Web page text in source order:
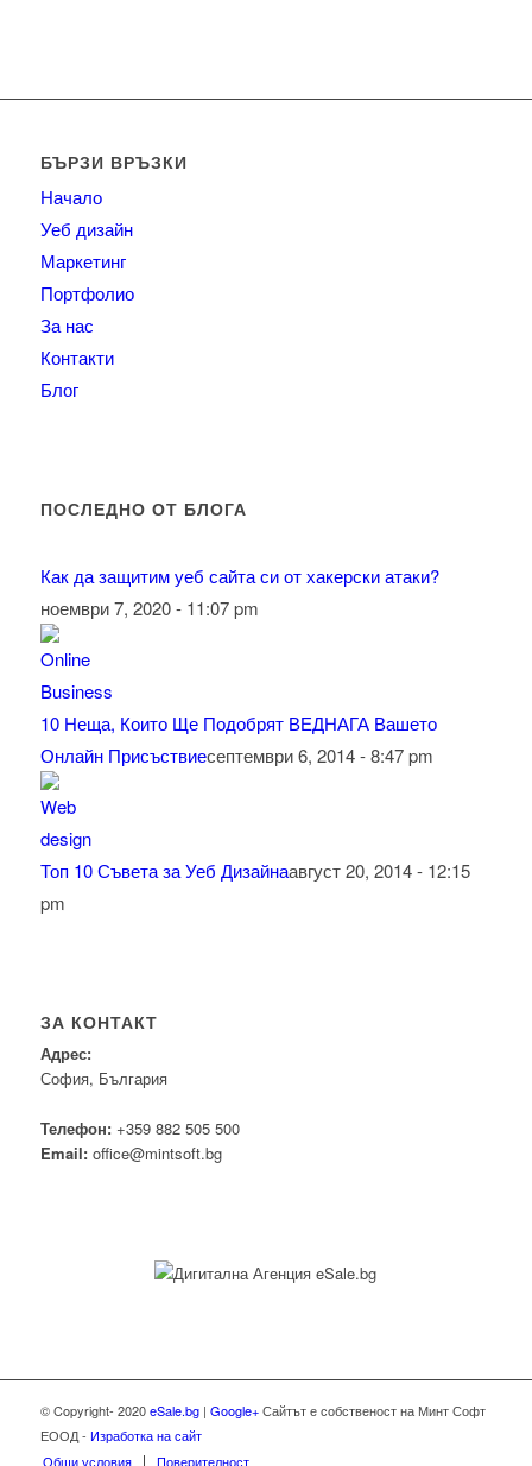
БЪРЗИ ВРЪЗКИ
Начало
Уеб дизайн
Маркетинг
Портфолио
За нас
Контакти
Блог
ПОСЛЕДНО ОТ БЛОГА
Как да защитим уеб сайта си от хакерски атаки?
ноември 7, 2020 - 11:07 pm
10 Неща, Които Ще Подобрят ВЕДНАГА Вашето
Онлайн Присъствиесептември 6, 2014 - 8:47 pm
Топ 10 Съвета за Уеб Дизайнаавгуст 20, 2014 - 12:15
pm
ЗА КОНТАКТ
Адрес:
София, България
Телефон:+359 882 505 500
Email:office@mintsoft.bg
© Copyright- 2020eSale.bg| Google+Сайтът е собственост на Минт Софт
ЕООД - Изработка на сайт
Общи условия
Поверителност